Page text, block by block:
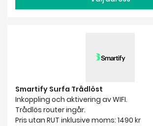
Smartify Surfa Trådlöst
Inkoppling och aktivering av WIFI.
Trådlös router ingår.
Pris utan RUT inklusive moms: 1490 kr